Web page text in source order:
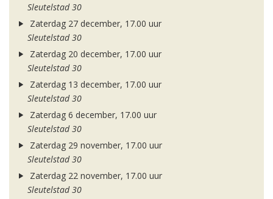
Sleutelstad 30
Zaterdag 27 december, 17.00 uur
Sleutelstad 30
Zaterdag 20 december, 17.00 uur
Sleutelstad 30
Zaterdag 13 december, 17.00 uur
Sleutelstad 30
Zaterdag 6 december, 17.00 uur
Sleutelstad 30
Zaterdag 29 november, 17.00 uur
Sleutelstad 30
Zaterdag 22 november, 17.00 uur
Sleutelstad 30